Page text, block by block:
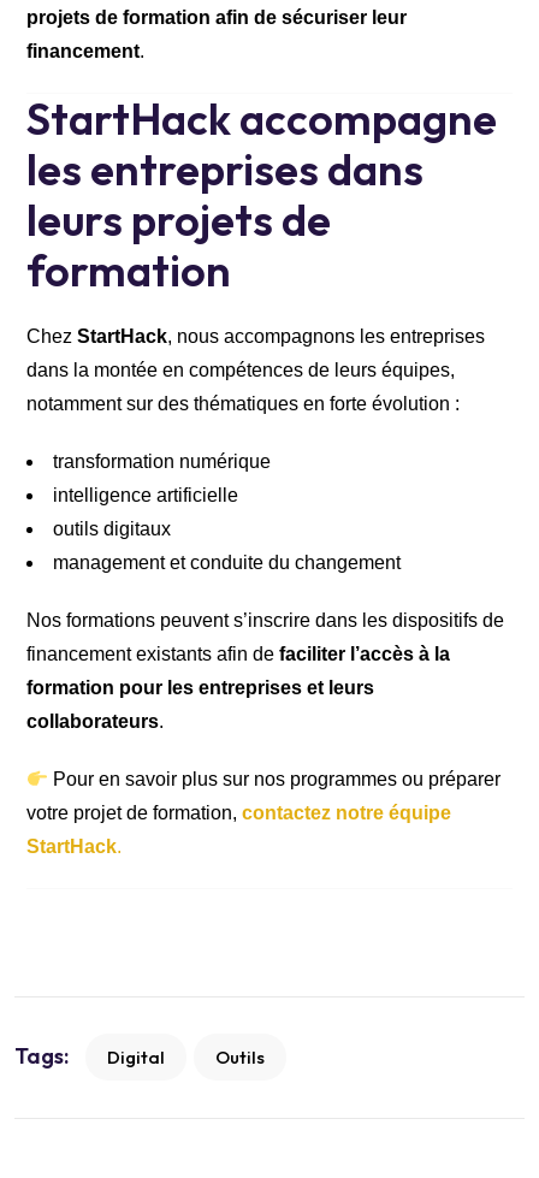
projets de formation afin de sécuriser leur
financement.
StartHack accompagne
les entreprises dans
leurs projets de
formation
Chez StartHack, nous accompagnons les entreprises
dans la montée en compétences de leurs équipes,
notamment sur des thématiques en forte évolution :
transformation numérique
intelligence artificielle
outils digitaux
management et conduite du changement
Nos formations peuvent s’inscrire dans les dispositifs de
financement existants afin de faciliter l’accès à la
formation pour les entreprises et leurs
collaborateurs.
Pour en savoir plus sur nos programmes ou préparer
votre projet de formation, contactez notre équipe
StartHack.
Tags: Digital Outils